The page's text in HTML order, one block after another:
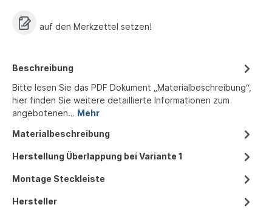
auf den Merkzettel setzen!
Beschreibung
Bitte lesen Sie das PDF Dokument „Materialbeschreibung“,
hier finden Sie weitere detaillierte Informationen zum
angebotenen… Mehr
Materialbeschreibung
Herstellung Überlappung bei Variante 1
Montage Steckleiste
Hersteller